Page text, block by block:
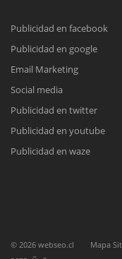
Nuestros ejecutivos le
Complete el
Todos nuestros
para enviarnos un
Publicidad en facebook
Publicidad en google
Email Marketing
Social media
Publicidad en twitter
Publicidad en youtube
Publicidad en waze
© 2026 webseo.cl Mapa